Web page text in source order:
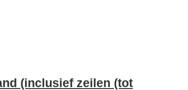
(inclusief zeilen (tot